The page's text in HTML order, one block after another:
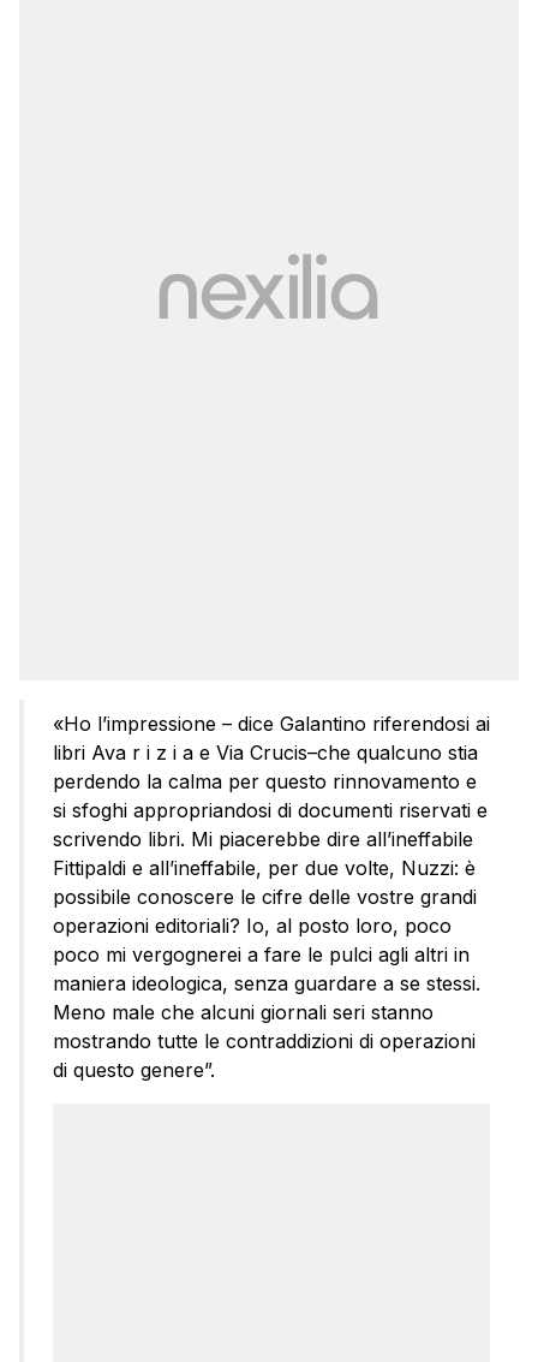
«Ho l’impressione – dice Galantino riferendosi ai
libri Ava r i z i a e Via Crucis–che qualcuno stia
perdendo la calma per questo rinnovamento e
si sfoghi appropriandosi di documenti riservati e
scrivendo libri. Mi piacerebbe dire all’ineffabile
Fittipaldi e all’ineffabile, per due volte, Nuzzi: è
possibile conoscere le cifre delle vostre grandi
operazioni editoriali? Io, al posto loro, poco
poco mi vergognerei a fare le pulci agli altri in
maniera ideologica, senza guardare a se stessi.
Meno male che alcuni giornali seri stanno
mostrando tutte le contraddizioni di operazioni
di questo genere”.